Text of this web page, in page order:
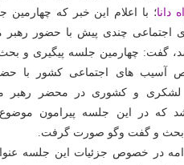
دانا؛ با اعلام این خبر که
اجتماعی چندی پیش با حضور رهبر
گفت: چهارمین جلسه پیگیری و
آسیب های اجتماعی کشور با
لشکری و کشوری در محضر رهبر
که در این جلسه پیرامون
بحث و گفت وگو صورت گرفت.
در خصوص جزئیات این جلسه